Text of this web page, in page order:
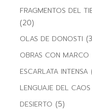
FRAGMENTOS DEL
(20)
OLAS DE DONOSTI
OBRAS CON MARCO
ESCARLATA INTENSA
LENGUAJE DEL CAOS
DESIERTO (5)